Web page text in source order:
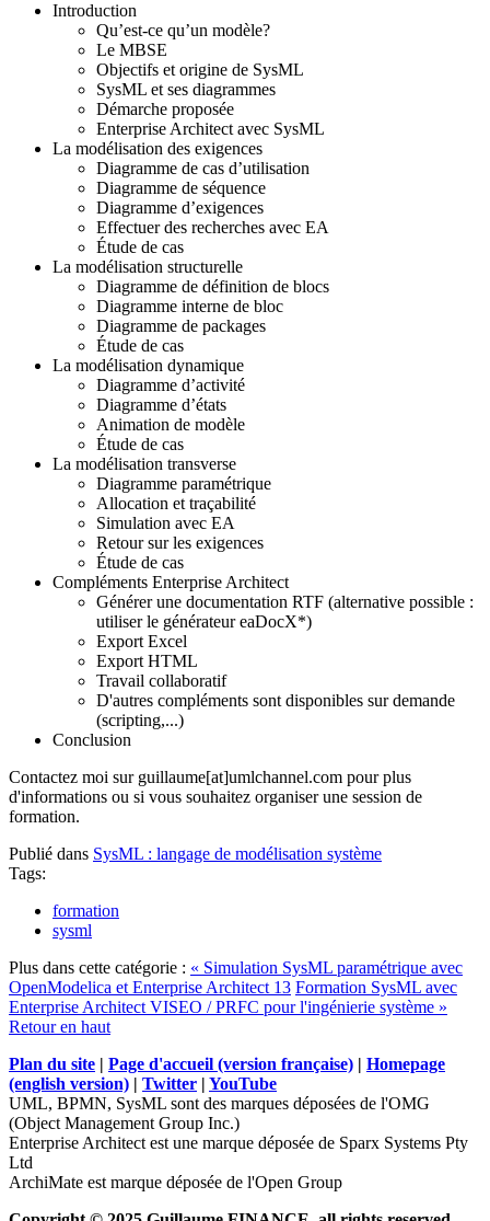
Introduction
Qu’est-ce qu’un modèle?
Le MBSE
Objectifs et origine de SysML
SysML et ses diagrammes
Démarche proposée
Enterprise Architect avec SysML
La modélisation des exigences
Diagramme de cas d’utilisation
Diagramme de séquence
Diagramme d’exigences
Effectuer des recherches avec EA
Étude de cas
La modélisation structurelle
Diagramme de définition de blocs
Diagramme interne de bloc
Diagramme de packages
Étude de cas
La modélisation dynamique
Diagramme d’activité
Diagramme d’états
Animation de modèle
Étude de cas
La modélisation transverse
Diagramme paramétrique
Allocation et traçabilité
Simulation avec EA
Retour sur les exigences
Étude de cas
Compléments Enterprise Architect
Générer une documentation RTF (alternative possible :
utiliser le générateur eaDocX*)
Export Excel
Export HTML
Travail collaboratif
D'autres compléments sont disponibles sur demande
(scripting,...)
Conclusion
Contactez moi sur guillaume[at]umlchannel.com pour plus
d'informations ou si vous souhaitez organiser une session de
formation.
Publié dans SysML : langage de modélisation système
Tags:
formation
sysml
Plus dans cette catégorie : « Simulation SysML paramétrique avec
OpenModelica et Enterprise Architect 13 Formation SysML avec
Enterprise Architect VISEO / PRFC pour l'ingénierie système »
Retour en haut
Plan du site | Page d'accueil (version française) | Homepage
(english version) | Twitter | YouTube
UML, BPMN, SysML sont des marques déposées de l'OMG
(Object Management Group Inc.)
Enterprise Architect est une marque déposée de Sparx Systems Pty
Ltd
ArchiMate est marque déposée de l'Open Group